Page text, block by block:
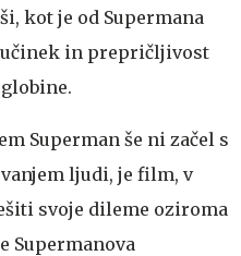
kot je od Supermana
in prepričljivost
Superman še ni začel s
ljudi, je film, v
svoje dileme oziroma
Supermanova